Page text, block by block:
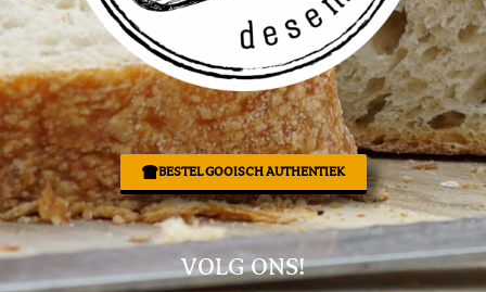
BESTEL GOOISCH AUTHENTIEK
VOLG ONS!